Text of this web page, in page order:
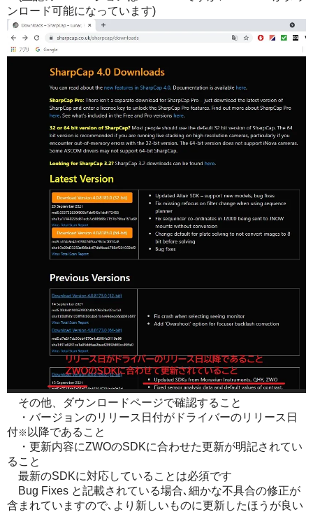
ンロード可能になっています)
その他、ダウンロードページで確認すること
・バージョンのリリース日付がドライバーのリリース日
付※ 以降であること
・更新内容にZWOのSDKに合わせた更新が明記されてい
ること
最新のSDKに対応していることは必須です
Bug Fixes と記載されている場合､細かな不具合の修正が
含まれていますので､より新しいものに更新したほうが良い